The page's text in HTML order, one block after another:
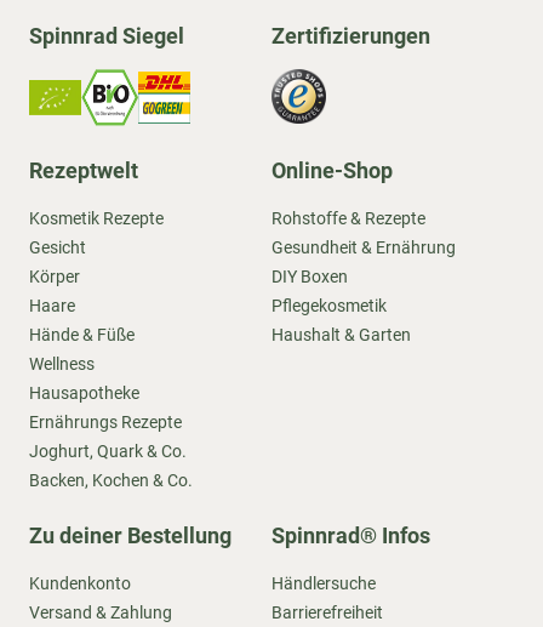
Spinnrad Siegel Zertifizierungen
Rezeptwelt
Kosmetik Rezepte
Gesicht
Körper
Haare
Hände & Füße
Wellness
Hausapotheke
Ernährungs Rezepte
Joghurt, Quark & Co.
Backen, Kochen & Co.
Online-Shop
Rohstoffe & Rezepte
Gesundheit & Ernährung
DIY Boxen
Pflegekosmetik
Haushalt & Garten
Zu deiner Bestellung
Kundenkonto
Versand & Zahlung
Spinnrad® Infos
Händlersuche
Barrierefreiheit